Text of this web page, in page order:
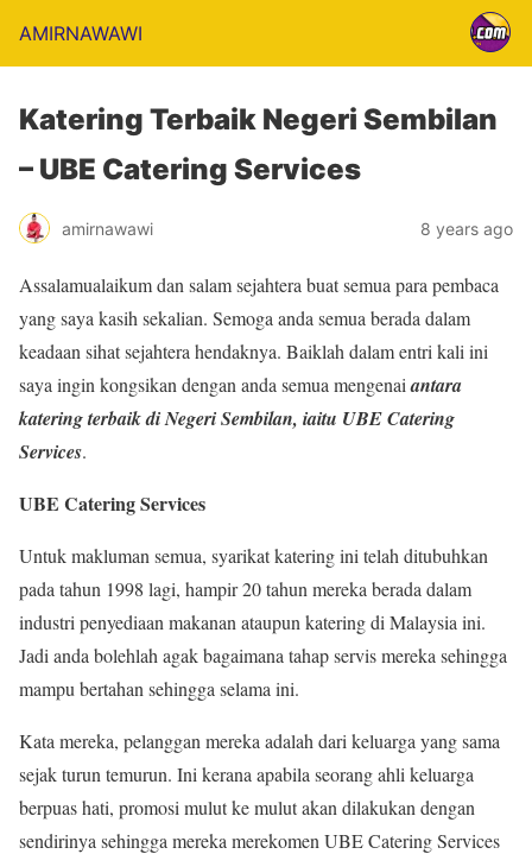
AMIRNAWAWI
Katering Terbaik Negeri Sembilan
– UBE Catering Services
amirnawawi 8 years ago
Assalamualaikum dan salam sejahtera buat semua para pembaca
yang saya kasih sekalian. Semoga anda semua berada dalam
keadaan sihat sejahtera hendaknya. Baiklah dalam entri kali ini
saya ingin kongsikan dengan anda semua mengenaiantara
katering terbaik di Negeri Sembilan, iaitu UBE Catering
Services.
UBE Catering Services
Untuk makluman semua, syarikat katering ini telah ditubuhkan
pada tahun 1998 lagi, hampir 20 tahun mereka berada dalam
industri penyediaan makanan ataupun katering di Malaysia ini.
Jadi anda bolehlah agak bagaimana tahap servis mereka sehingga
mampu bertahan sehingga selama ini.
Kata mereka, pelanggan mereka adalah dari keluarga yang sama
sejak turun temurun. Ini kerana apabila seorang ahli keluarga
berpuas hati, promosi mulut ke mulut akan dilakukan dengan
sendirinya sehingga mereka merekomen UBE Catering Services